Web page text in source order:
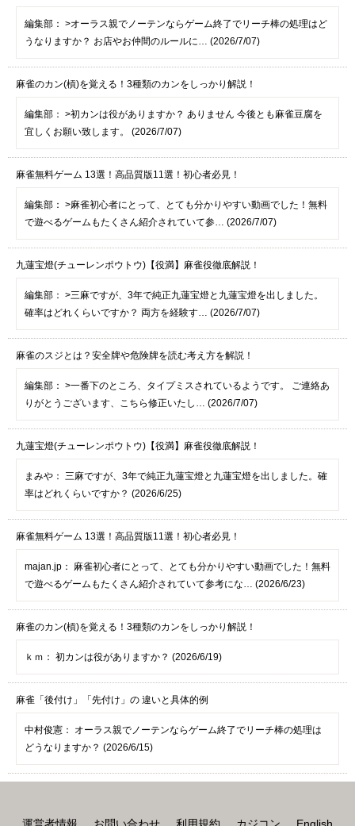
編集部： >オーラス親でノーテンならゲーム終了でリーチ棒の処理はど
うなりますか？ お店やお仲間のルールに… (2026/7/07)
麻雀のカン(槓)を覚える！3種類のカンをしっかり解説！
編集部： >初カンは役がありますか？ ありません 今後とも麻雀豆腐を
宜しくお願い致します。 (2026/7/07)
麻雀無料ゲーム 13選！高品質版11選！初心者必見！
編集部： >麻雀初心者にとって、とても分かりやすい動画でした！無料
で遊べるゲームもたくさん紹介されていて参… (2026/7/07)
九蓮宝燈(チューレンポウトウ)【役満】麻雀役徹底解説！
編集部： >三麻ですが、3年で純正九蓮宝燈と九蓮宝燈を出しました。
確率はどれくらいですか？ 両方を経験す… (2026/7/07)
麻雀のスジとは？安全牌や危険牌を読む考え方を解説！
編集部： >一番下のところ、タイプミスされているようです。 ご連絡あ
りがとうございます、こちら修正いたし… (2026/7/07)
九蓮宝燈(チューレンポウトウ)【役満】麻雀役徹底解説！
まみや： 三麻ですが、3年で純正九蓮宝燈と九蓮宝燈を出しました。確
率はどれくらいですか？ (2026/6/25)
麻雀無料ゲーム 13選！高品質版11選！初心者必見！
majan.jp： 麻雀初心者にとって、とても分かりやすい動画でした！無料
で遊べるゲームもたくさん紹介されていて参考にな… (2026/6/23)
麻雀のカン(槓)を覚える！3種類のカンをしっかり解説！
ｋｍ： 初カンは役がありますか？ (2026/6/19)
麻雀「後付け」「先付け」の 違いと具体的例
中村俊憲： オーラス親でノーテンならゲーム終了でリーチ棒の処理は
どうなりますか？ (2026/6/15)
運営者情報 お問い合わせ 利用規約 カジコン English